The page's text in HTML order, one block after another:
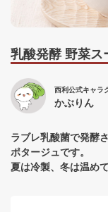
乳酸発酵 野菜ス
西利公式キャラ
かぶりん
ラブレ乳酸菌で発酵
ポタージュです。
夏は冷製、冬は温め